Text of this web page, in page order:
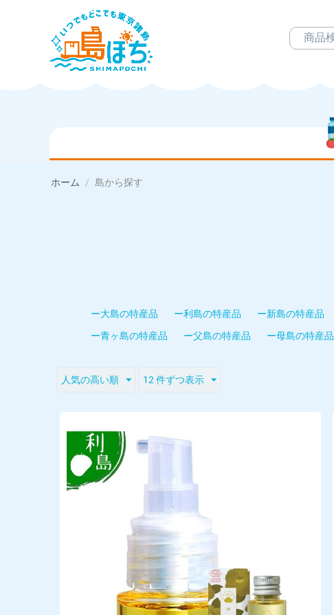
ホーム / 島から探す
ー大島の特産品 ー利島の特産品 ー新島の特産品
ー青ヶ島の特産品
ー父島の特産品 ー母島の特産品
人気の高い順 12 件ずつ表示